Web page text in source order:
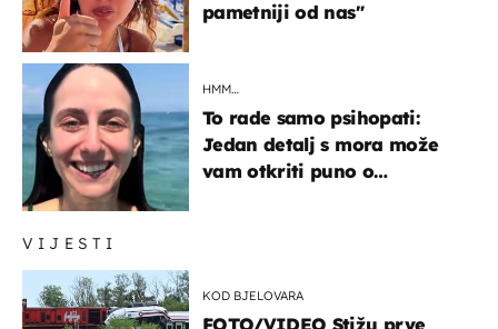
VIJESTI
KOD BJELOVARA
FOTO/VIDEO Stižu prve
pametniji od nas"
HMM…
To rade samo psihopati:
Jedan detalj s mora može
vam otkriti puno o